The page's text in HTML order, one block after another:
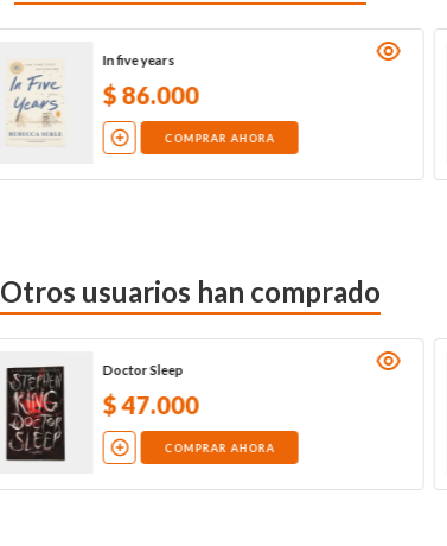
In five years
$86.000
COMPRAR AHORA
Otros usuarios han comprado
Doctor Sleep
$47.000
COMPRAR AHORA